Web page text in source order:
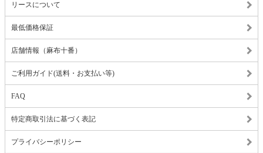
リースについて
最低価格保証
店舗情報（麻布十番）
ご利用ガイド(送料・お支払い等)
FAQ
特定商取引法に基づく表記
プライバシーポリシー